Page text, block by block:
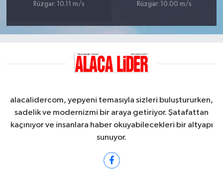
Rüzgar: 10.11 m/s
Rüzgar: 10.00 m/s
alacalidercom, yepyeni temasıyla sizleri buluştururken,
sadelik ve modernizmi bir araya getiriyor. Şatafattan
kaçınıyor ve insanlara haber okuyabilecekleri bir altyapı
sunuyor.